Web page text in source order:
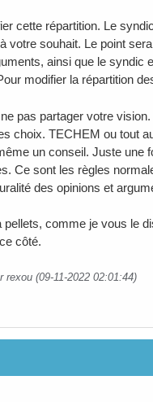
cette répartition. Le
votre souhait. Le point
ainsi que le syndic
modifier la répartition
pas partager votre
choix. TECHEM ou tout
un conseil. Juste une
Ce sont les règles
des opinions et
pellets, comme je vous le
côté.
rexou (09-11-2022 02:01:44)